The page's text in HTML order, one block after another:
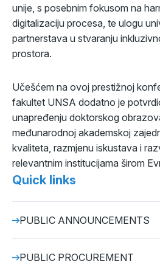
unije, s posebnim fokusom na
digitalizaciju procesa, te ulogu
partnerstava u stvaranju
prostora.
Učešćem na ovoj prestižnoj
fakultet UNSA dodatno je
unapređenju doktorskog
međunarodnoj akademskoj
kvaliteta, razmjenu iskustava i
relevantnim institucijama širom
Quick links
PUBLIC ANNOUNCEMENTS
PUBLIC PROCUREMENT